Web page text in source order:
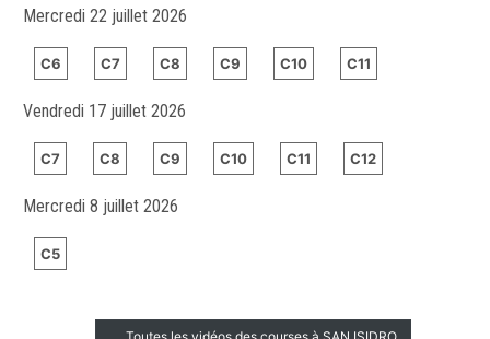
Mercredi 22 juillet 2026
C6 C7 C8 C9 C10 C11
Vendredi 17 juillet 2026
C7 C8 C9 C10 C11 C12
Mercredi 8 juillet 2026
C5